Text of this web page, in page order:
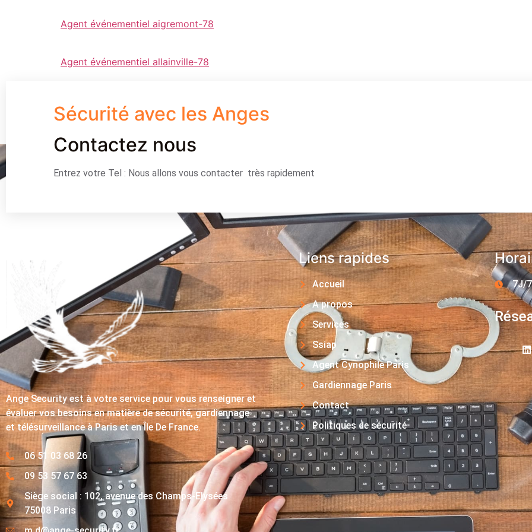
Agent événementiel aigremont-78
Agent événementiel allainville-78
Sécurité avec les Anges
Contactez nous
Entrez votre Tel : Nous allons vous contacter très rapidement
Ange Security est à votre service pour vous renseigner et
évaluer vos besoins en matière de sécurité, gardiennage
et télésurveillance à Paris et en Île De France.
06 51 03 68 26
09 53 57 67 63
Siège social : 102, avenue des Champs-Elysées
75008 Paris
Liens rapides
Accueil
A propos
Services
Ssiap
Agent Cynophile Paris
Gardiennage Paris
Contact
Politiques de sécurité
7J/